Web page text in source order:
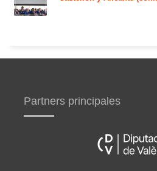
Partners principales